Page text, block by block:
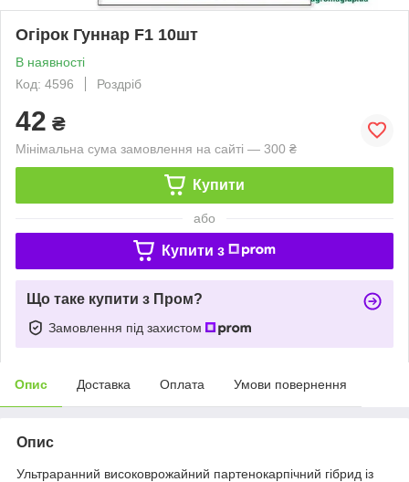
Огірок Гуннар F1 10шт
В наявності
Код: 4596
Роздріб
42 ₴
Мінімальна сума замовлення на сайті — 300 ₴
Купити
або
Купити з
Що таке купити з Пром?
Замовлення під захистом
Опис Доставка Оплата Умови повернення
Опис
Ультраранний високоврожайний партенокарпічний гібрид із